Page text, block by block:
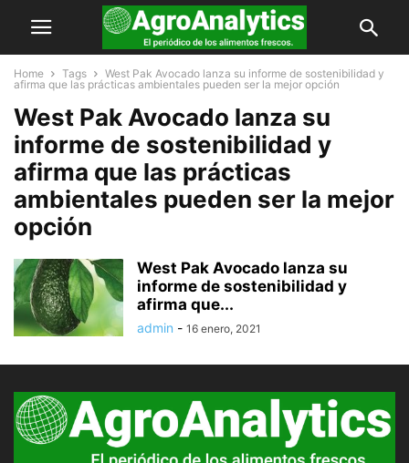
Home Tags
West Pak Avocado lanza su informe de sostenibilidad y
afirma que las prácticas ambientales pueden ser la mejor opción
West Pak Avocado lanza su
informe de sostenibilidad y
afirma que las prácticas
ambientales pueden ser la mejor
opción
West Pak Avocado lanza su
informe de sostenibilidad y
afirma que...
admin - 16 enero, 2021